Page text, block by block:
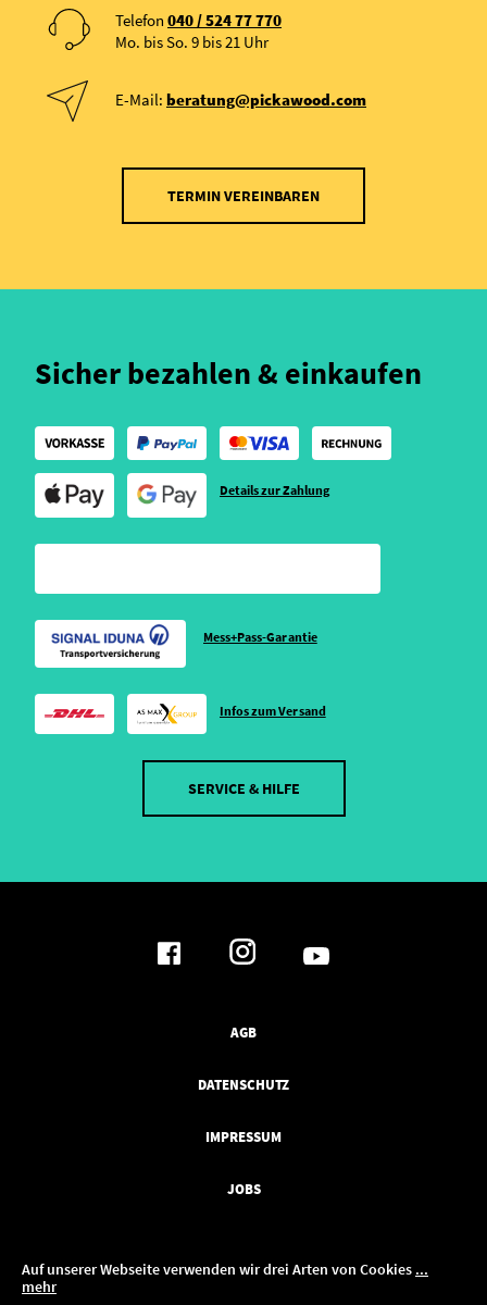
Auf unserer Webseite verwenden wir drei Arten von Cookies ...
mehr
Telefon 040 / 524 77 770
Mo. bis So. 9 bis 21 Uhr
E-Mail: beratung@pickawood.com
TERMIN VEREINBAREN
Sicher bezahlen & einkaufen
Details zur Zahlung
Mess+Pass-Garantie
Infos zum Versand
SERVICE & HILFE
AGB
DATENSCHUTZ
IMPRESSUM
JOBS